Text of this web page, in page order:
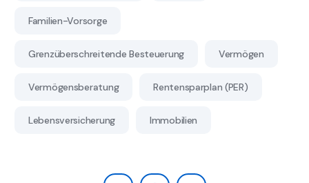
Familien-Vorsorge
Grenzüberschreitende Besteuerung Vermögen
Vermögensberatung Rentensparplan (PER)
Lebensversicherung Immobilien